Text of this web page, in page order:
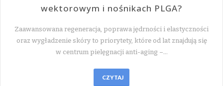
wektorowym i nośnikach PLGA?
Zaawansowana regeneracja, poprawa jędrności i elastyczności
oraz wygładzenie skóry to priorytety, które od lat znajdują się
w centrum pielęgnacji anti-aging –…
CZYTAJ